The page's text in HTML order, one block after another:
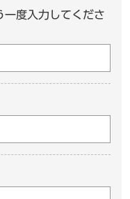
一度入力してくださ